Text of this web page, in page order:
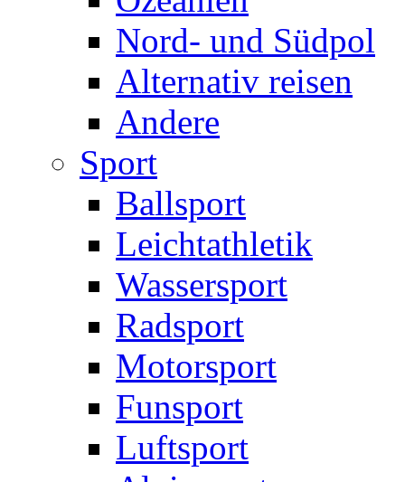
Nord- und Südpol
Alternativ reisen
Andere
Sport
Ballsport
Leichtathletik
Wassersport
Radsport
Motorsport
Funsport
Luftsport